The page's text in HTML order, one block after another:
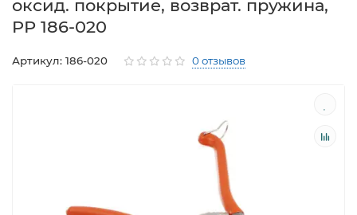
оксид. покрытие, возврат. пружина,
PР 186-020
Артикул: 186-020 0 отзывов